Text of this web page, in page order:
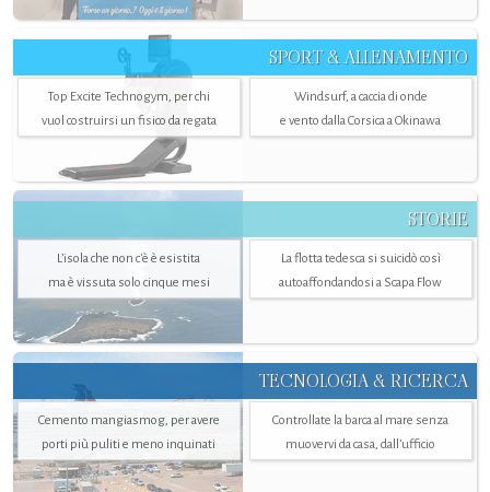
SPORT & ALLENAMENTO
Top Excite Technogym, per chi
vuol costruirsi un fisico da regata
Windsurf, a caccia di onde
e vento dalla Corsica a Okinawa
STORIE
L’isola che non c'è è esistita
ma è vissuta solo cinque mesi
La flotta tedesca si suicidò così
autoaffondandosi a Scapa Flow
TECNOLOGIA & RICERCA
Cemento mangiasmog, per avere
porti più puliti e meno inquinati
Controllate la barca al mare senza
muovervi da casa, dall’ufficio